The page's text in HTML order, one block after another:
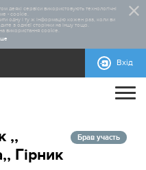
деякі сервіси використовують технологічні
- cookie.
одну і ту ж інформацію кожен раз, коли ви
з однієї сторінки на іншу тощо.
використання cookie.
Вхід
,,
Гірник
Брав участь